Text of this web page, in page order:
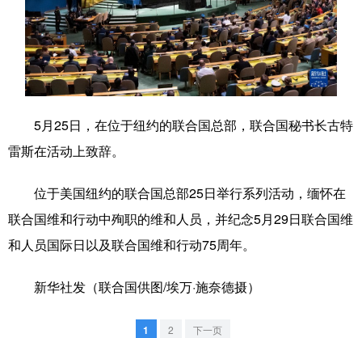
法律 中央文件 金融 汽车
食品 人居 信息化 数字经济
学术中国 乡村振兴 银龄 溯源中国
彩票
文化产业
地方频道
5月25日，在位于纽约的联合国总部，联合国秘书长古特
雷斯在活动上致辞。
位于美国纽约的联合国总部25日举行系列活动，缅怀在
联合国维和行动中殉职的维和人员，并纪念5月29日联合国维
和人员国际日以及联合国维和行动75周年。
新华社发（联合国供图/埃万·施奈德摄）
1 2 下一页